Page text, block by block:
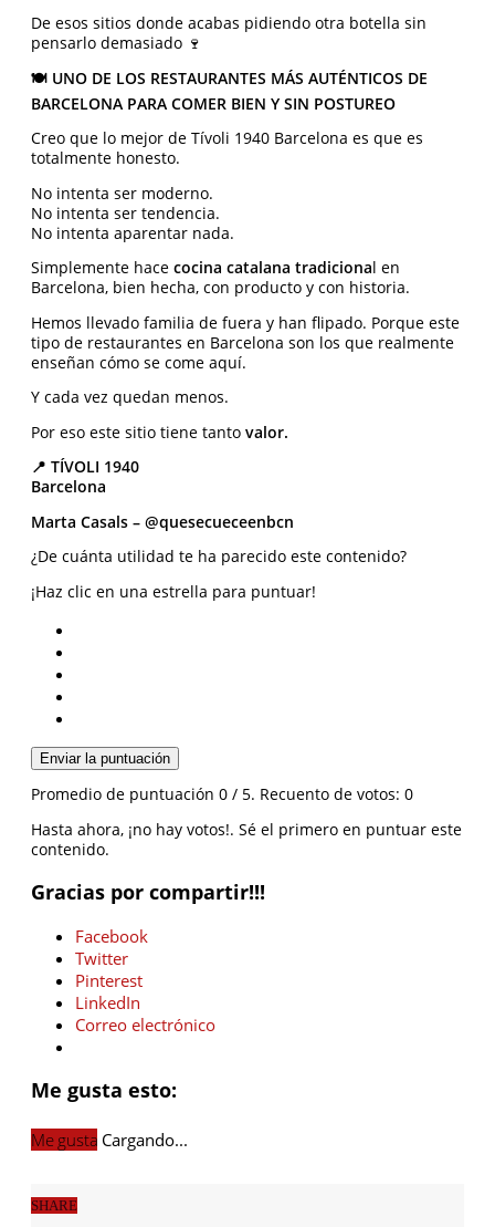
De esos sitios donde acabas pidiendo otra botella sin
pensarlo demasiado 🍷
🍽️ UNO DE LOS RESTAURANTES MÁS AUTÉNTICOS DE
BARCELONA PARA COMER BIEN Y SIN POSTUREO
Creo que lo mejor de Tívoli 1940 Barcelona es que es
totalmente honesto.
No intenta ser moderno.
No intenta ser tendencia.
No intenta aparentar nada.
Simplemente hace cocina catalana tradicional en
Barcelona, bien hecha, con producto y con historia.
Hemos llevado familia de fuera y han flipado. Porque este
tipo de restaurantes en Barcelona son los que realmente
enseñan cómo se come aquí.
Y cada vez quedan menos.
Por eso este sitio tiene tanto valor.
📍 TÍVOLI 1940
Barcelona
Marta Casals – @quesecueceenbcn
¿De cuánta utilidad te ha parecido este contenido?
¡Haz clic en una estrella para puntuar!
Enviar la puntuación
Promedio de puntuación 0 / 5. Recuento de votos: 0
Hasta ahora, ¡no hay votos!. Sé el primero en puntuar este
contenido.
Gracias por compartir!!!
Facebook
Twitter
Pinterest
LinkedIn
Correo electrónico
Me gusta esto:
Me gusta Cargando...
SHARE